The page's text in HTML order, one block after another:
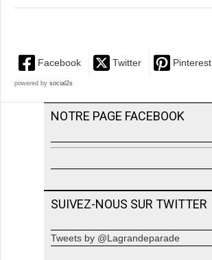
Facebook Twitter Pinterest
powered by social2s
NOTRE PAGE FACEBOOK
SUIVEZ-NOUS SUR TWITTER
Tweets by @Lagrandeparade